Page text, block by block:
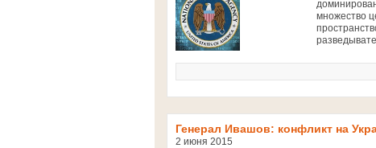
множество
Генерал Ивашов: конфликт на
2 июня 2015